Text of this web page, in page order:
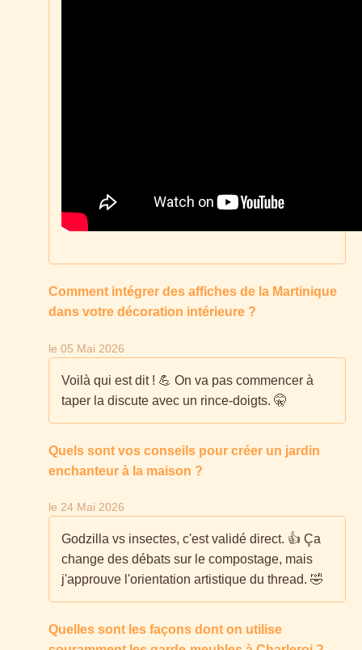
Comment intégrer des affiches de la Martinique
dans votre décoration intérieure ?
le 05 Mai 2026
Voilà qui est dit ! 💪 On va pas commencer à
taper la discute avec un rince-doigts. 🤫
Quels sont vos conseils pour créer un jardin
enchanteur à la maison ?
le 24 Mai 2026
Godzilla vs insectes, c'est validé direct. 👍 Ça
change des débats sur le compostage, mais
j'approuve l'orientation artistique du thread. 🤣
Quelles sont les façons dont on utilise